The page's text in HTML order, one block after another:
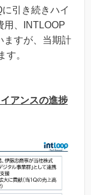
引き続きハイ
用、INTLOOP
ますが、当期計
す。
アンスの進捗